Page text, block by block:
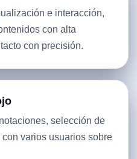
e interacción,
con alta
con precisión.
selección de
varios usuarios sobre